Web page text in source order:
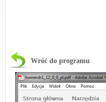
Wróć do programu